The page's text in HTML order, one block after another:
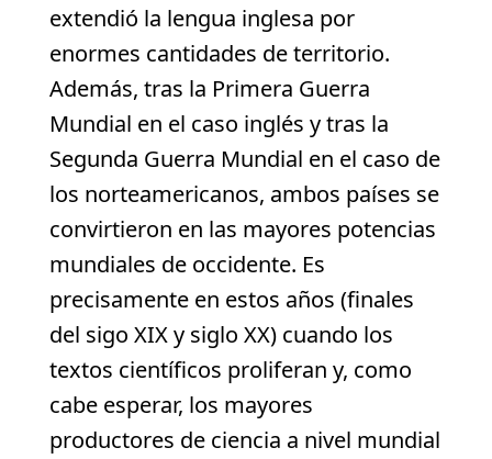
extendió la lengua inglesa por
enormes cantidades de territorio.
Además, tras la Primera Guerra
Mundial en el caso inglés y tras la
Segunda Guerra Mundial en el caso de
los norteamericanos, ambos países se
convirtieron en las mayores potencias
mundiales de occidente. Es
precisamente en estos años (finales
del sigo XIX y siglo XX) cuando los
textos científicos proliferan y, como
cabe esperar, los mayores
productores de ciencia a nivel mundial